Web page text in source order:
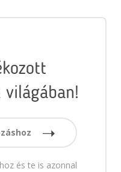
világában!
és te is azonnal